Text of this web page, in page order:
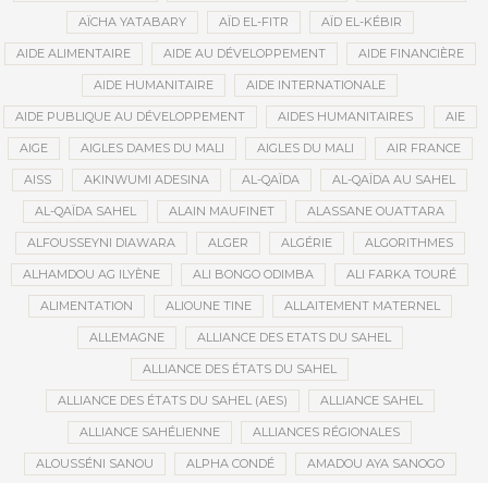
AÏCHA YATABARY AÏD EL-FITR AÏD EL-KÉBIR
AIDE ALIMENTAIRE AIDE AU DÉVELOPPEMENT AIDE FINANCIÈRE
AIDE HUMANITAIRE AIDE INTERNATIONALE
AIDE PUBLIQUE AU DÉVELOPPEMENT AIDES HUMANITAIRES AIE
AIGE AIGLES DAMES DU MALI AIGLES DU MALI AIR FRANCE
AISS AKINWUMI ADESINA AL-QAÏDA AL-QAÏDA AU SAHEL
AL-QAÏDA SAHEL ALAIN MAUFINET ALASSANE OUATTARA
ALFOUSSEYNI DIAWARA ALGER ALGÉRIE ALGORITHMES
ALHAMDOU AG ILYÈNE ALI BONGO ODIMBA ALI FARKA TOURÉ
ALIMENTATION ALIOUNE TINE ALLAITEMENT MATERNEL
ALLEMAGNE ALLIANCE DES ETATS DU SAHEL
ALLIANCE DES ÉTATS DU SAHEL
ALLIANCE DES ÉTATS DU SAHEL (AES) ALLIANCE SAHEL
ALLIANCE SAHÉLIENNE ALLIANCES RÉGIONALES
ALOUSSÉNI SANOU ALPHA CONDÉ AMADOU AYA SANOGO